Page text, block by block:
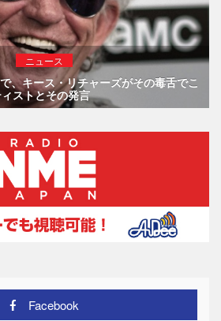
ニュース
、キース・リチャーズがその毒舌でこ
ストとその発言
Facebook